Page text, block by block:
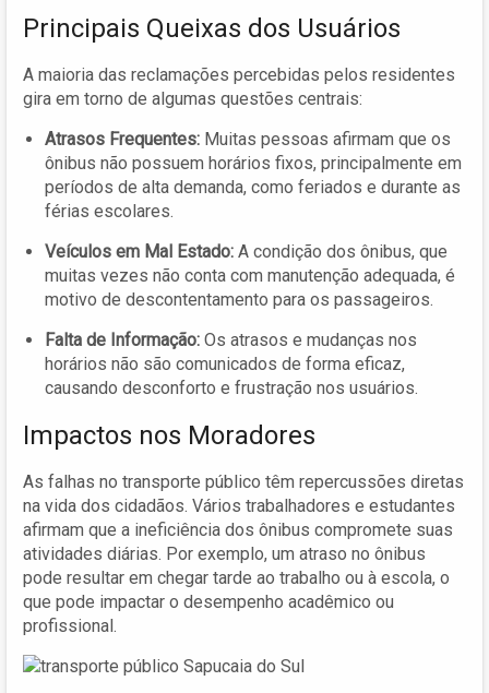
Principais Queixas dos Usuários
A maioria das reclamações percebidas pelos residentes
gira em torno de algumas questões centrais:
Atrasos Frequentes: Muitas pessoas afirmam que os
ônibus não possuem horários fixos, principalmente em
períodos de alta demanda, como feriados e durante as
férias escolares.
Veículos em Mal Estado: A condição dos ônibus, que
muitas vezes não conta com manutenção adequada, é
motivo de descontentamento para os passageiros.
Falta de Informação: Os atrasos e mudanças nos
horários não são comunicados de forma eficaz,
causando desconforto e frustração nos usuários.
Impactos nos Moradores
As falhas no transporte público têm repercussões diretas
na vida dos cidadãos. Vários trabalhadores e estudantes
afirmam que a ineficiência dos ônibus compromete suas
atividades diárias. Por exemplo, um atraso no ônibus
pode resultar em chegar tarde ao trabalho ou à escola, o
que pode impactar o desempenho acadêmico ou
profissional.